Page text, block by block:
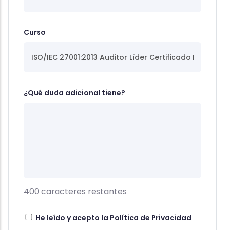
Curso
¿Qué duda adicional tiene?
400 caracteres restantes
He leído y acepto la Política de Privacidad